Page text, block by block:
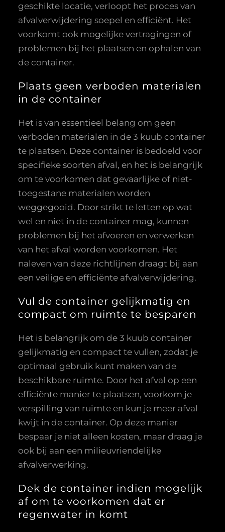
geschikte locatie, verloopt het proces van
afvalverwijdering soepel en efficiënt. Het
voorkomt ook mogelijke vertragingen of
problemen bij het plaatsen en ophalen van
de container.
Plaats geen verboden materialen
in de container
Het is van essentieel belang om geen
verboden materialen in de 3 kuub container
te plaatsen. Deze container is bedoeld voor
specifieke soorten afval, en het is belangrijk
om te voorkomen dat gevaarlijke of niet-
toegestane materialen worden
weggegooid. Door strikt te letten op wat
wel en niet in de container mag, kunnen
problemen bij het afvoeren en verwerken
van het afval worden voorkomen. Het
naleven van deze richtlijnen draagt bij aan
een veilige en efficiënte afvalverwijdering.
Vul de container gelijkmatig en
compact om ruimte te besparen
Het is belangrijk om de 3 kuub container
gelijkmatig en compact te vullen, zodat je
optimaal gebruik kunt maken van de
beschikbare ruimte. Door het afval op een
efficiënte manier te plaatsen, voorkom je
verspilling van ruimte en kun je meer afval
kwijt in de container. Op deze manier
bespaar je niet alleen kosten, maar draag je
ook bij aan een milieuvriendelijke
afvalverwerking.
Dek de container indien mogelijk
af om te voorkomen dat er
regenwater in komt